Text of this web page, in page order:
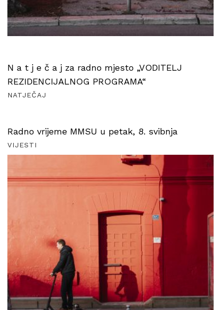
N a t j e č a j za radno mjesto „VODITELJ
REZIDENCIJALNOG PROGRAMA“
NATJEČAJ
Radno vrijeme MMSU u petak, 8. svibnja
VIJESTI